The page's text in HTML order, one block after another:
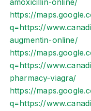
amoxicillin-online/
https://
q=https://
augmentin-online/
https://
q=https://
pharmacy-viagra/
https://
q=https://